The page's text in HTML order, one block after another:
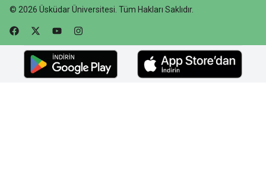
© 2026 Üsküdar Üniversitesi. Tüm Hakları Saklıdır.